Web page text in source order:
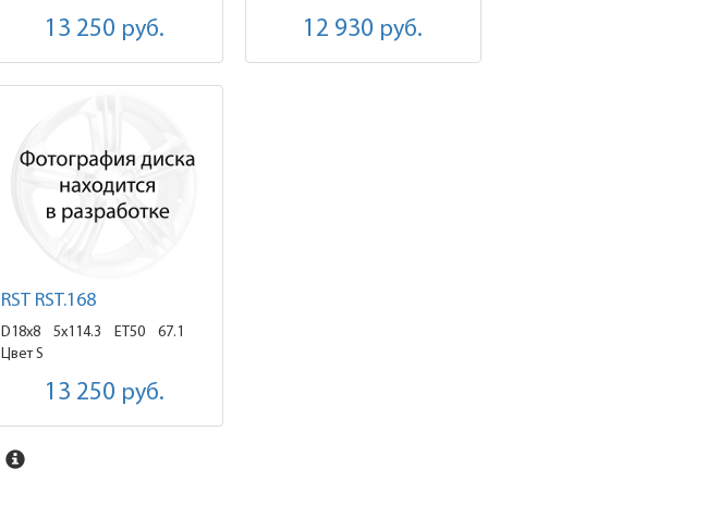
13 250 руб. 12 930 руб.
RST RST.168
D18x8 5x114.3 ET50
67.1
Цвет S
13 250 руб.